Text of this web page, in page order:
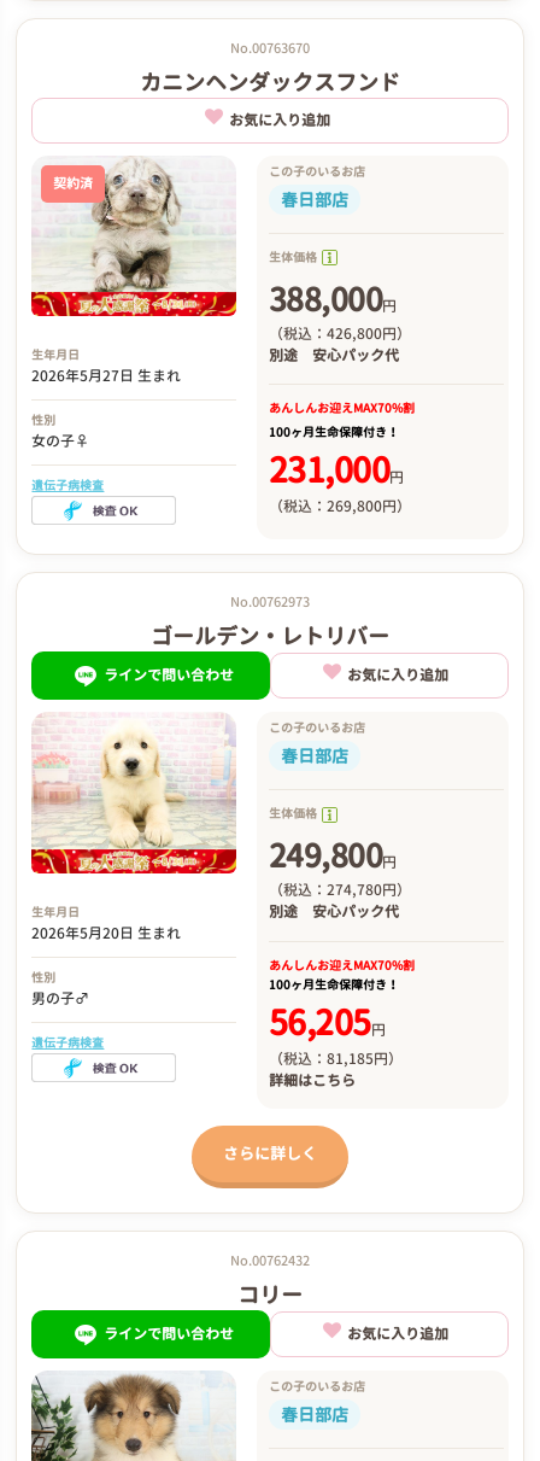
No.00763670
カニンヘンダックスフンド
お気に入り追加
契約済
生年月日
2026年5月27日 生まれ
性別
女の子♀
遺伝子病検査
この子のいるお店
春日部店
生体価格
388,000円
（税込：426,800円）
別途 安心パック代
あんしんお迎えMAX70%割
100ヶ月生命保障付き！
231,000円
（税込：269,800円）
No.00762973
ゴールデン・レトリバー
ラインで問い合わせ お気に入り追加
生年月日
2026年5月20日 生まれ
性別
男の子♂
遺伝子病検査
この子のいるお店
春日部店
生体価格
249,800円
（税込：274,780円）
別途 安心パック代
あんしんお迎えMAX70%割
100ヶ月生命保障付き！
56,205円
（税込：81,185円）
詳細はこちら
さらに詳しく
No.00762432
コリー
ラインで問い合わせ お気に入り追加
この子のいるお店
春日部店